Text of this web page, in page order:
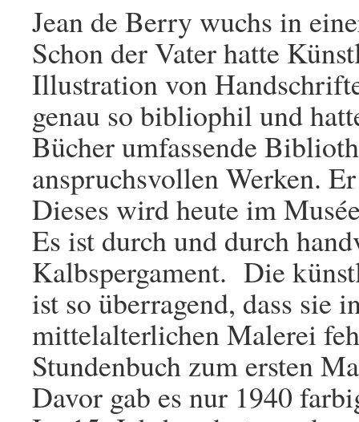
Jean de Berry wuchs in
Schon der Vater hatte
Illustration von
genau so bibliophil und
Bücher umfassende
anspruchsvollen Werken.
Dieses wird heute im
Es ist durch und durch
Kalbspergament. Die
ist so überragend, dass sie
mittelalterlichen Malerei
Stundenbuch zum ersten
Davor gab es nur 1940